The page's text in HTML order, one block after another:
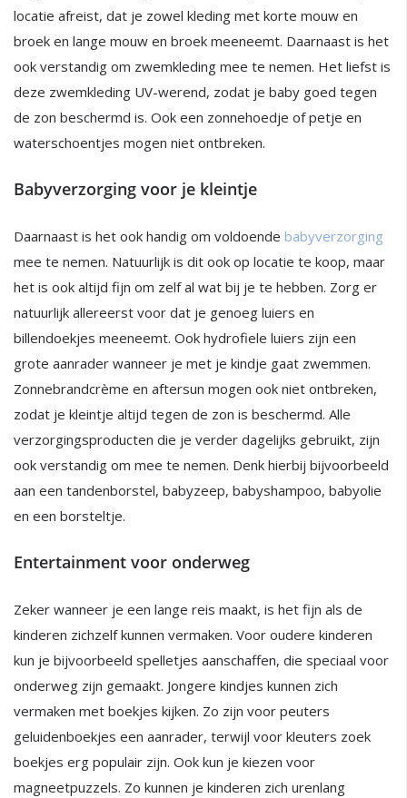
locatie afreist, dat je zowel kleding met korte mouw en
broek en lange mouw en broek meeneemt. Daarnaast is het
ook verstandig om zwemkleding mee te nemen. Het liefst is
deze zwemkleding UV-werend, zodat je baby goed tegen
de zon beschermd is. Ook een zonnehoedje of petje en
waterschoentjes mogen niet ontbreken.
Babyverzorging voor je kleintje
Daarnaast is het ook handig om voldoende babyverzorging
mee te nemen. Natuurlijk is dit ook op locatie te koop, maar
het is ook altijd fijn om zelf al wat bij je te hebben. Zorg er
natuurlijk allereerst voor dat je genoeg luiers en
billendoekjes meeneemt. Ook hydrofiele luiers zijn een
grote aanrader wanneer je met je kindje gaat zwemmen.
Zonnebrandcrème en aftersun mogen ook niet ontbreken,
zodat je kleintje altijd tegen de zon is beschermd. Alle
verzorgingsproducten die je verder dagelijks gebruikt, zijn
ook verstandig om mee te nemen. Denk hierbij bijvoorbeeld
aan een tandenborstel, babyzeep, babyshampoo, babyolie
en een borsteltje.
Entertainment voor onderweg
Zeker wanneer je een lange reis maakt, is het fijn als de
kinderen zichzelf kunnen vermaken. Voor oudere kinderen
kun je bijvoorbeeld spelletjes aanschaffen, die speciaal voor
onderweg zijn gemaakt. Jongere kindjes kunnen zich
vermaken met boekjes kijken. Zo zijn voor peuters
geluidenboekjes een aanrader, terwijl voor kleuters zoek
boekjes erg populair zijn. Ook kun je kiezen voor
magneetpuzzels. Zo kunnen je kinderen zich urenlang